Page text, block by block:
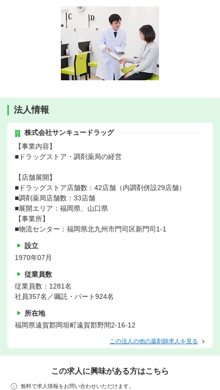
法人情報
株式会社サンキュードラッグ
【事業内容】
■ドラッグストア・調剤薬局の経営
【店舗展開】
■ドラッグストア店舗数：42店舗（内調剤併設29店舗）
■調剤薬局店舗数：33店舗
■展開エリア：福岡県、山口県
【事業所】
■物流センター：福岡県北九州市門司区新門司1-1
設立
1970年07月
従業員数
従業員数：1281名
社員357名／嘱託・パート924名
所在地
福岡県遠賀郡岡垣町遠賀郡野間2-16-12
この法人の他の薬剤師求人を見る
この求人に興味がある方はこちら
無料で求人情報をお問い合わせいただけます。